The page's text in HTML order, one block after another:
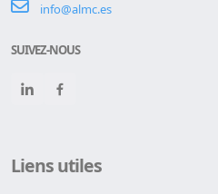
info@almc.es
SUIVEZ-NOUS
Liens utiles